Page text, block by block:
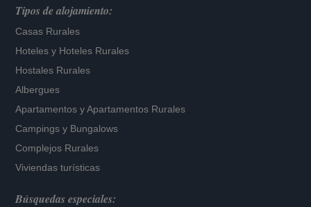
Tipos de alojamiento:
Casas Rurales
Hoteles y Hoteles Rurales
Hostales Rurales
Albergues
Apartamentos yApartamentos Rurales
Campings y Bungalows
Complejos Rurales
Viviendas turísticas
Búsquedas especiales: